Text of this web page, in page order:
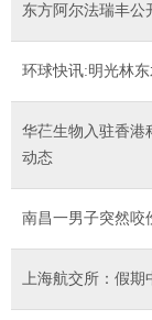
东方阿尔法瑞丰公
环球快讯:明光林
华芢生物入驻香港
动态
南昌一男子突然咬
上海航交所：假